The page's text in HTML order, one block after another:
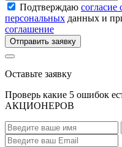
Подтверждаю согласие
персональных данных и
соглашение
Отправить заявку
Оставьте заявку
Проверь какие 5 ошибок
АКЦИОНЕРОВ